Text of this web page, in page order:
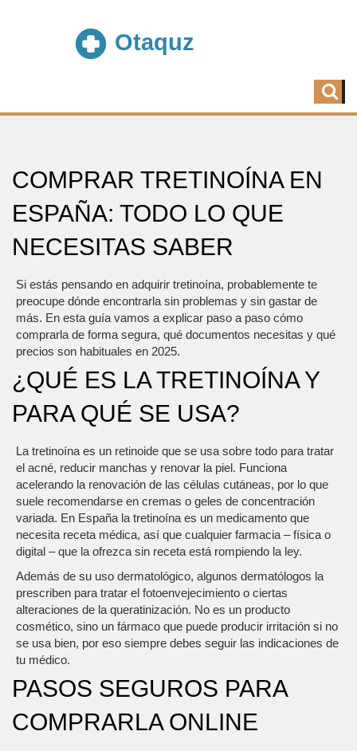
COMPRAR TRETINOÍNA EN
ESPAÑA: TODO LO QUE
NECESITAS SABER
Si estás pensando en adquirir tretinoína, probablemente te
preocupe dónde encontrarla sin problemas y sin gastar de
más. En esta guía vamos a explicar paso a paso cómo
comprarla de forma segura, qué documentos necesitas y qué
precios son habituales en 2025.
¿QUÉ ES LA TRETINOÍNA Y
PARA QUÉ SE USA?
La tretinoína es un retinoide que se usa sobre todo para tratar
el acné, reducir manchas y renovar la piel. Funciona
acelerando la renovación de las células cutáneas, por lo que
suele recomendarse en cremas o geles de concentración
variada. En España la tretinoína es un medicamento que
necesita receta médica, así que cualquier farmacia – física o
digital – que la ofrezca sin receta está rompiendo la ley.
Además de su uso dermatológico, algunos dermatólogos la
prescriben para tratar el fotoenvejecimiento o ciertas
alteraciones de la queratinización. No es un producto
cosmético, sino un fármaco que puede producir irritación si no
se usa bien, por eso siempre debes seguir las indicaciones de
tu médico.
PASOS SEGUROS PARA
COMPRARLA ONLINE